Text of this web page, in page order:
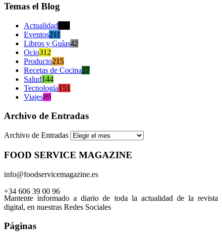
Temas el Blog
Actualidad
Eventos211
Libros y Guías42
Ocio312
Producto215
Recetas de Cocina27
Salud144
Tecnología151
Viajes89
Archivo de Entradas
Archivo de Entradas
FOOD SERVICE MAGAZINE
info@foodservicemagazine.es
+34 606 39 00 96
Mantente informado a diario de toda la actualidad de la revista
digital, en nuestras Redes Sociales
Páginas